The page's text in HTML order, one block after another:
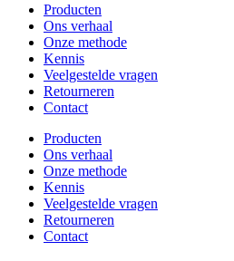
Producten
Ons verhaal
Onze methode
Kennis
Veelgestelde vragen
Retourneren
Contact
Producten
Ons verhaal
Onze methode
Kennis
Veelgestelde vragen
Retourneren
Contact